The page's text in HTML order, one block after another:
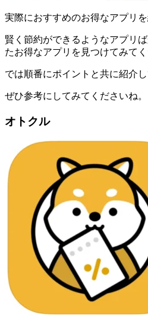
実際におすすめのお得なアプリを
賢く節約ができるようなアプリ
たお得なアプリを見つけてみてく
では順番にポイントと共に紹介し
ぜひ参考にしてみてくださいね。
オトクル